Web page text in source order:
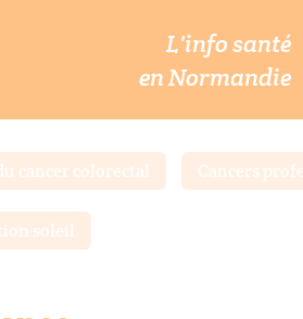
L'info santé
en Normandie
cancer colorectal Cancers
soleil